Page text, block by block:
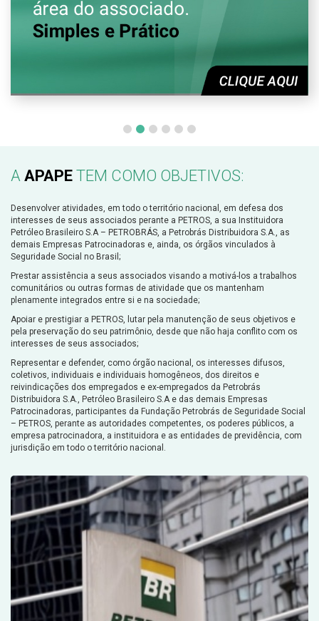
A APAPE TEM COMO OBJETIVOS:
Desenvolver atividades, em todo o território nacional, em defesa dos
interesses de seus associados perante a PETROS, a sua Instituidora
Petróleo Brasileiro S.A – PETROBRÁS, a Petrobrás Distribuidora S.A., as
demais Empresas Patrocinadoras e, ainda, os órgãos vinculados à
Seguridade Social no Brasil;
Prestar assistência a seus associados visando a motivá-los a trabalhos
comunitários ou outras formas de atividade que os mantenham
plenamente integrados entre si e na sociedade;
Apoiar e prestigiar a PETROS, lutar pela manutenção de seus objetivos e
pela preservação do seu patrimônio, desde que não haja conflito com os
interesses de seus associados;
Representar e defender, como órgão nacional, os interesses difusos,
coletivos, individuais e individuais homogêneos, dos direitos e
reivindicações dos empregados e ex-empregados da Petrobrás
Distribuidora S.A., Petróleo Brasileiro S.A e das demais Empresas
Patrocinadoras, participantes da Fundação Petrobrás de Seguridade Social
– PETROS, perante as autoridades competentes, os poderes públicos, a
empresa patrocinadora, a instituidora e as entidades de previdência, com
jurisdição em todo o território nacional.